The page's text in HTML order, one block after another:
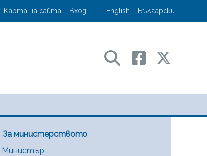
menu
Карта на сайта Вход English Български
and communications
Menu [BG]
За министерството
Министър